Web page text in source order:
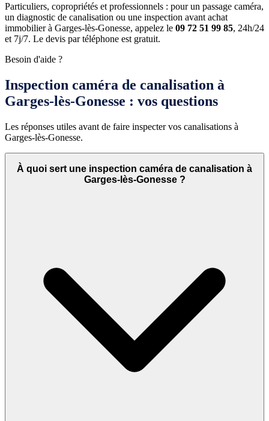
Particuliers, copropriétés et professionnels : pour un passage caméra,
un diagnostic de canalisation ou une inspection avant achat
immobilier à Garges-lès-Gonesse, appelez le 09 72 51 99 85, 24h/24
et 7j/7. Le devis par téléphone est gratuit.
Besoin d'aide ?
Inspection caméra de canalisation à
Garges-lès-Gonesse : vos questions
Les réponses utiles avant de faire inspecter vos canalisations à
Garges-lès-Gonesse.
À quoi sert une inspection caméra de canalisation à
Garges-lès-Gonesse ?